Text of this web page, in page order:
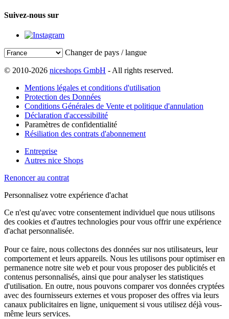
Suivez-nous sur
Changer de pays / langue
© 2010-2026 niceshops GmbH - All rights reserved.
Mentions légales et conditions d'utilisation
Protection des Données
Conditions Générales de Vente et politique d'annulation
Déclaration d'accessibilité
Paramètres de confidentialité
Résiliation des contrats d'abonnement
Entreprise
Autres nice Shops
Renoncer au contrat
Personnalisez votre expérience d'achat
Ce n'est qu'avec votre consentement individuel que nous utilisons
des cookies et d'autres technologies pour vous offrir une expérience
d'achat personnalisée.
Pour ce faire, nous collectons des données sur nos utilisateurs, leur
comportement et leurs appareils. Nous les utilisons pour optimiser en
permanence notre site web et pour vous proposer des publicités et
contenus personnalisés, ainsi que pour analyser les statistiques
d'utilisation. En outre, nous pouvons comparer vos données cryptées
avec des fournisseurs externes et vous proposer des offres via leurs
canaux publicitaires en ligne, uniquement si vous utilisez déjà vous-
même leurs services.